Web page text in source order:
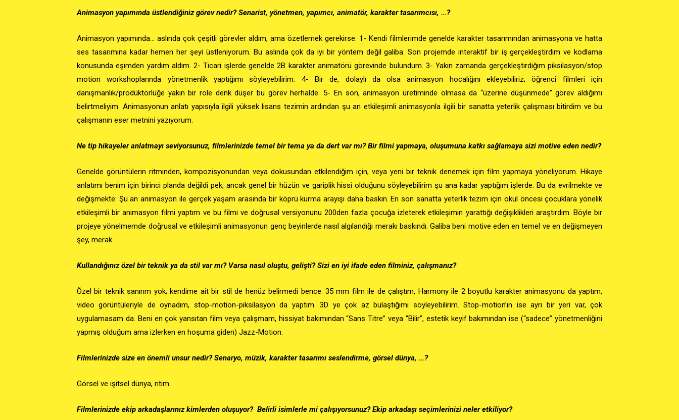
Animasyon yapımında üstlendiğiniz görev nedir? Senarist, yönetmen, yapımcı, animatör, karakter tasarımcısı, …?
Animasyon yapımında… aslında çok çeşitli görevler aldım, ama özetlemek gerekirse: 1- Kendi filmlerimde genelde karakter tasarımından animasyona ve hatta
ses tasarımına kadar hemen her şeyi üstleniyorum. Bu aslında çok da iyi bir yöntem değil galiba. Son projemde interaktif bir iş gerçekleştirdim ve kodlama
konusunda eşimden yardım aldım. 2- Ticari işlerde genelde 2B karakter animatörü görevinde bulundum. 3- Yakın zamanda gerçekleştirdiğim piksilasyon/stop
motion workshoplarında yönetmenlik yaptığımı söyleyebilirim. 4- Bir de, dolaylı da olsa animasyon hocalığını ekleyebiliriz; öğrenci filmleri için
danışmanlık/prodüktörlüğe yakın bir role denk düşer bu görev herhalde. 5- En son, animasyon üretiminde olmasa da “üzerine düşünmede” görev aldığımı
belirtmeliyim. Animasyonun anlatı yapısıyla ilgili yüksek lisans tezimin ardından şu an etkileşimli animasyonla ilgili bir sanatta yeterlik çalışması bitirdim ve bu
çalışmanın eser metnini yazıyorum.
Ne tip hikayeler anlatmayı seviyorsunuz, filmlerinizde temel bir tema ya da dert var mı? Bir filmi yapmaya, oluşumuna katkı sağlamaya sizi motive eden nedir?
Genelde görüntülerin ritminden, kompozisyonundan veya dokusundan etkilendiğim için, veya yeni bir teknik denemek için film yapmaya yöneliyorum. Hikaye
anlatımı benim için birinci planda değildi pek, ancak genel bir hüzün ve gariplik hissi olduğunu söyleyebilirim şu ana kadar yaptığım işlerde. Bu da evrilmekte ve
değişmekte: Şu an animasyon ile gerçek yaşam arasında bir köprü kurma arayışı daha baskın. En son sanatta yeterlik tezim için okul öncesi çocuklara yönelik
etkileşimli bir animasyon filmi yaptım ve bu filmi ve doğrusal versiyonunu 200den fazla çocuğa izleterek etkileşimin yarattığı değişiklikleri araştırdım. Böyle bir
projeye yönelmemde doğrusal ve etkileşimli animasyonun genç beyinlerde nasıl algılandığı merakı baskındı. Galiba beni motive eden en temel ve en değişmeyen
şey, merak.
Kullandığınız özel bir teknik ya da stil var mı? Varsa nasıl oluştu, gelişti? Sizi en iyi ifade eden filminiz, çalışmanız?
Özel bir teknik sanırım yok; kendime ait bir stil de henüz belirmedi bence. 35 mm film ile de çalıştım, Harmony ile 2 boyutlu karakter animasyonu da yaptım,
video görüntüleriyle de oynadım, stop-motion-piksilasyon da yaptım. 3D ye çok az bulaştığımı söyleyebilirim. Stop-motion’ın ise ayrı bir yeri var, çok
uygulamasam da. Beni en çok yansıtan film veya çalışmam, hissiyat bakımından “Sans Titre” veya “Bilir”, estetik keyif bakımından ise (“sadece” yönetmenliğini
yapmış olduğum ama izlerken en hoşuma giden) Jazz-Motion.
Filmlerinizde size en önemli unsur nedir? Senaryo, müzik, karakter tasarımı seslendirme, görsel dünya, …?
Görsel ve işitsel dünya, ritim.
Filmlerinizde ekip arkadaşlarınız kimlerden oluşuyor? Belirli isimlerle mi çalışıyorsunuz? Ekip arkadaşı seçimlerinizi neler etkiliyor?